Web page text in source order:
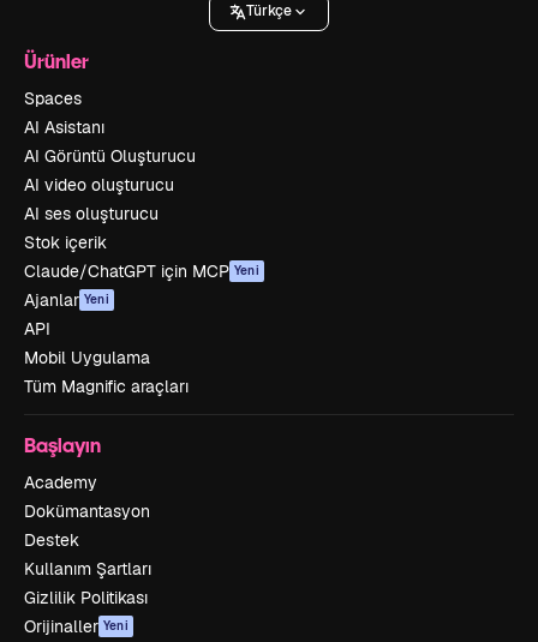
Türkçe
Ürünler
Spaces
AI Asistanı
AI Görüntü Oluşturucu
AI video oluşturucu
AI ses oluşturucu
Stok içerik
Claude/ChatGPT için MCP Yeni
Ajanlar Yeni
API
Mobil Uygulama
Tüm Magnific araçları
Başlayın
Academy
Dokümantasyon
Destek
Kullanım Şartları
Gizlilik Politikası
Orijinaller Yeni